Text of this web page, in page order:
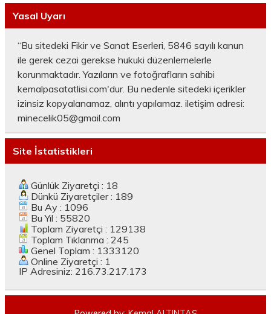
Yasal Uyarı
“Bu sitedeki Fikir ve Sanat Eserleri, 5846 sayılı kanun
ile gerek cezai gerekse hukuki düzenlemelerle
korunmaktadır. Yazıların ve fotoğrafların sahibi
kemalpasatatlisi.com'dur. Bu nedenle sitedeki içerikler
izinsiz kopyalanamaz, alıntı yapılamaz. iletişim adresi:
minecelik05@gmail.com
Site İstatistikleri
Günlük Ziyaretçi : 18
Dünkü Ziyaretçiler : 189
Bu Ay : 1096
Bu Yıl : 55820
Toplam Ziyaretçi : 129138
Toplam Tıklanma : 245
Genel Toplam : 1333120
Online Ziyaretçi : 1
IP Adresiniz: 216.73.217.173